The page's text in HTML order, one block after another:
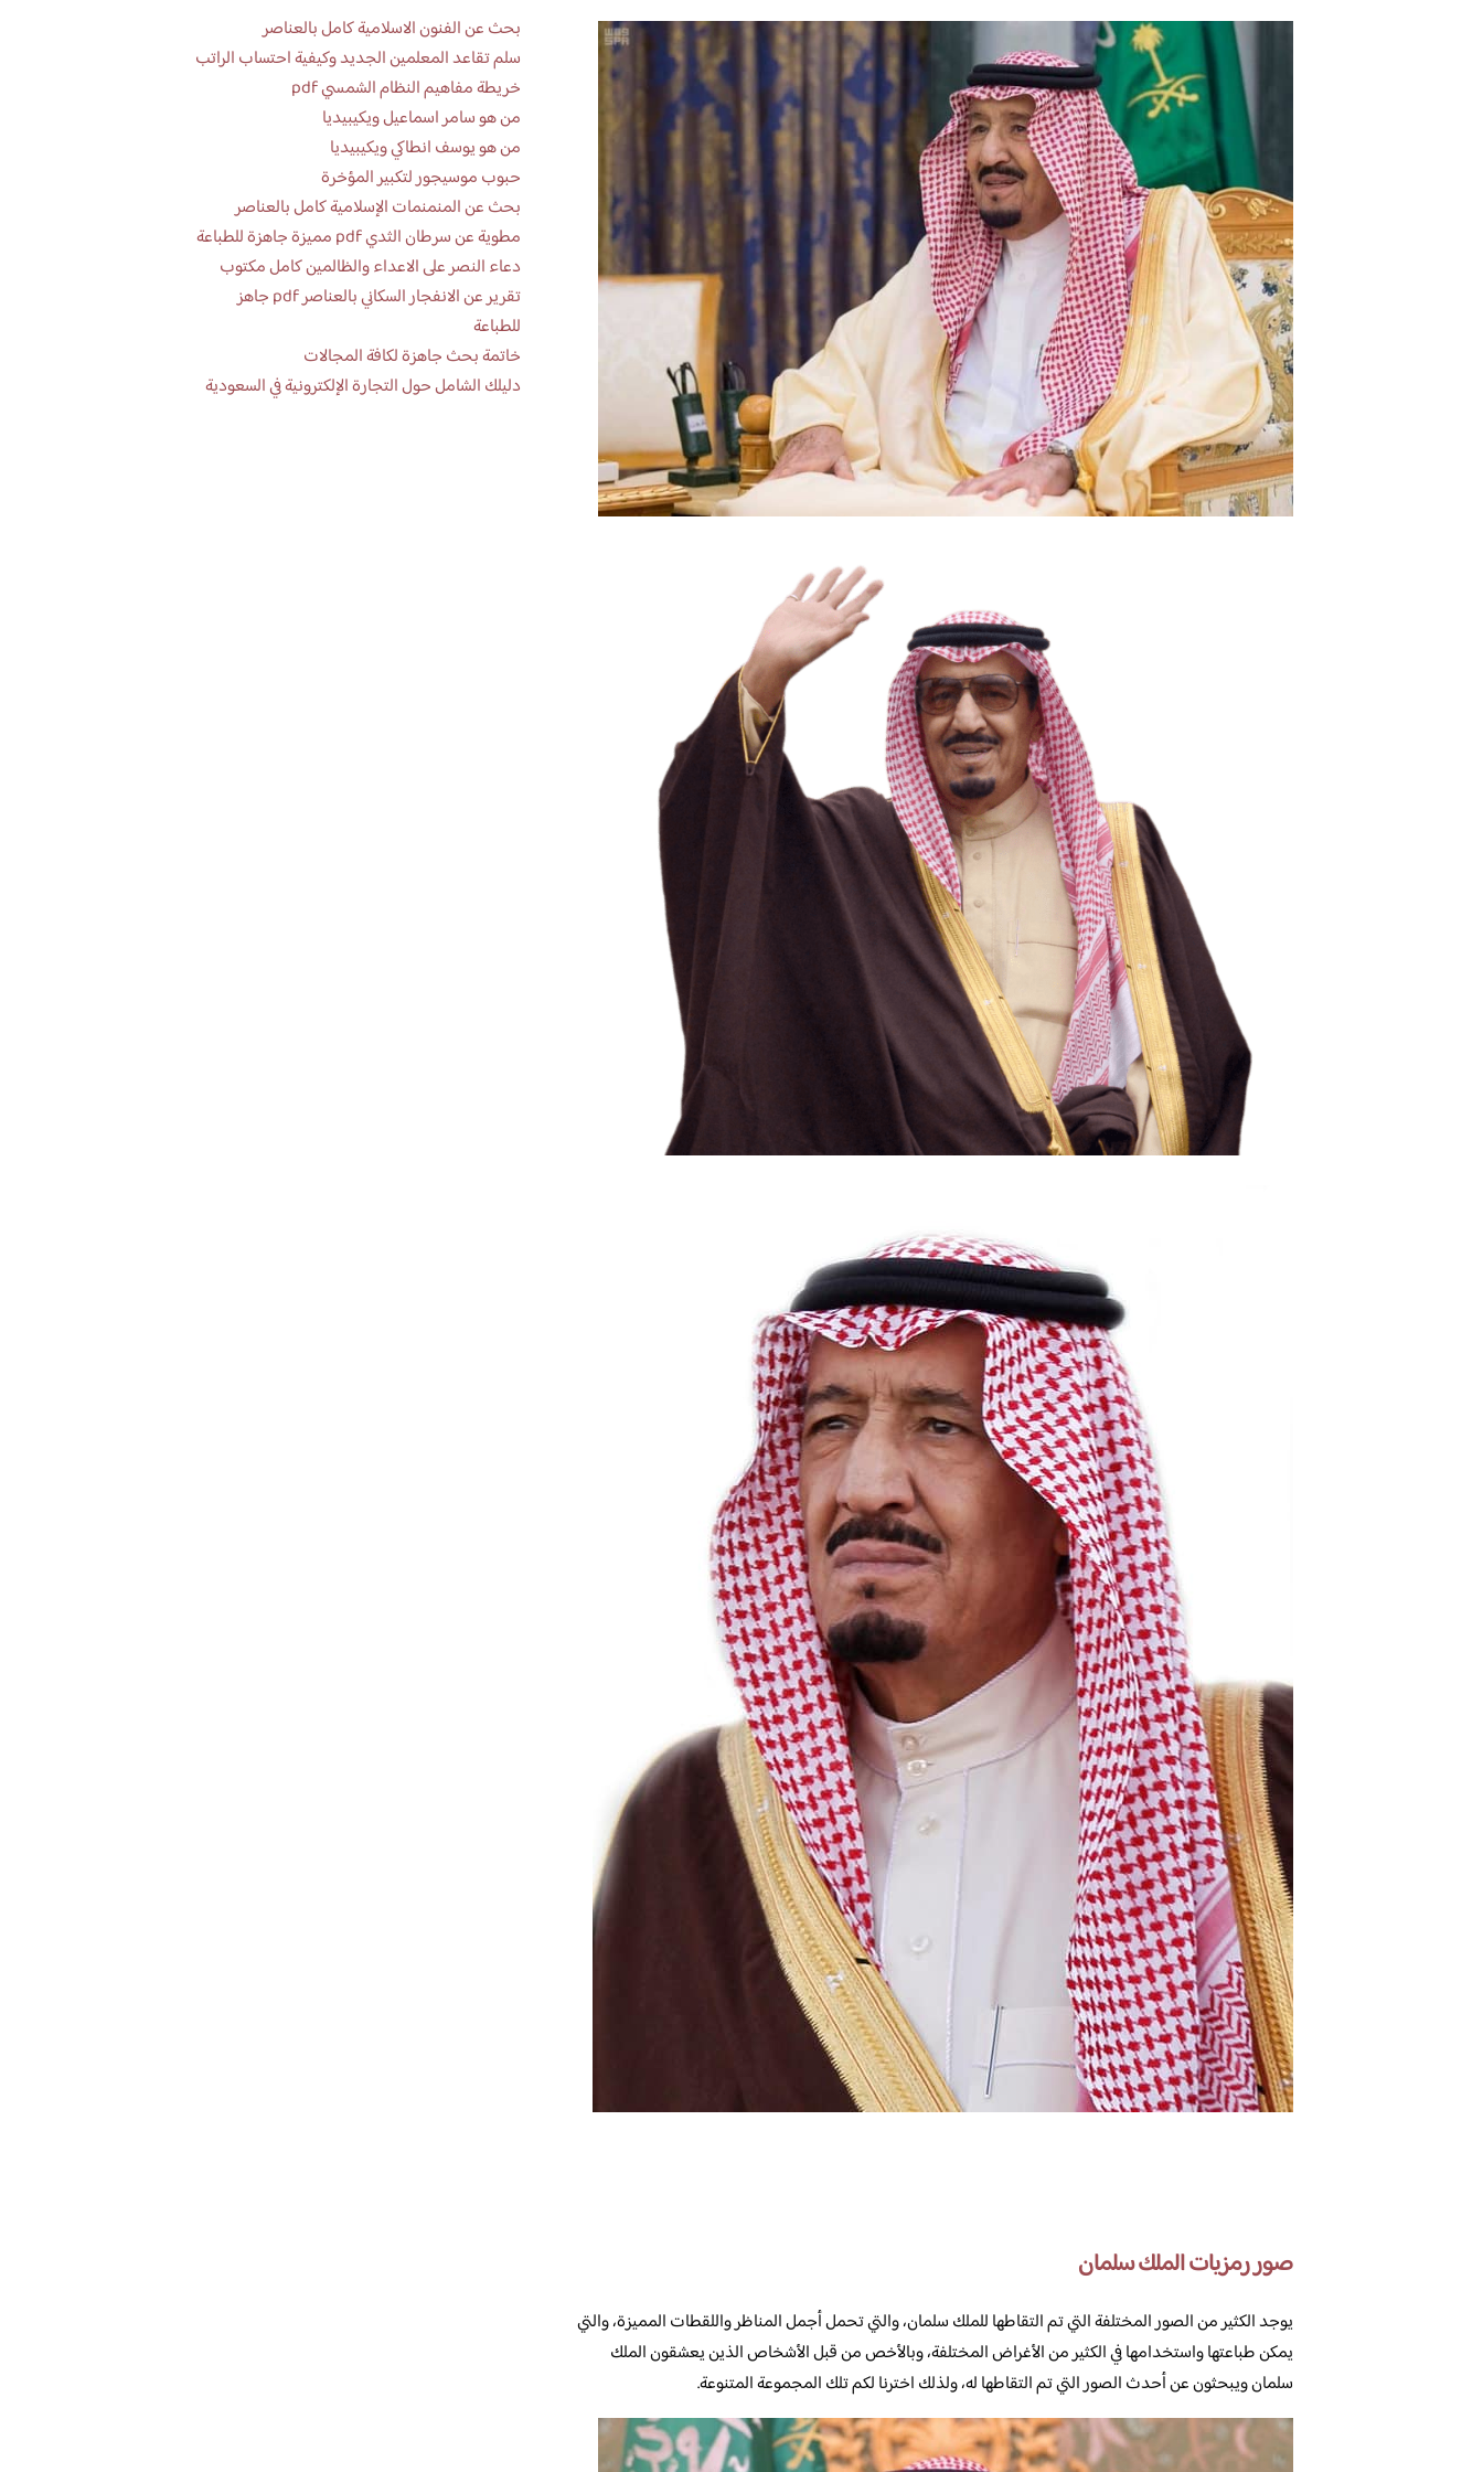
صور رمزيات الملك سلمان
يوجد الكثير من الصور المختلفة التي تم التقاطها للملك سلمان، والتي تحمل أجمل المناظر واللقطات المميزة، والتي
يمكن طباعتها واستخدامها في الكثير من الأغراض المختلفة، وبالأخص من قبل الأشخاص الذين يعشقون الملك
سلمان ويبحثون عن أحدث الصور التي تم التقاطها له، ولذلك اخترنا لكم تلك المجموعة المتنوعة.
بحث عن الفنون الاسلامية كامل بالعناصر
سلم تقاعد المعلمين الجديد وكيفية احتساب الراتب
خريطة مفاهيم النظام الشمسي pdf
من هو سامر اسماعيل ويكيبيديا
من هو يوسف انطاكي ويكيبيديا
حبوب موسيجور لتكبير المؤخرة
بحث عن المنمنمات الإسلامية كامل بالعناصر
مطوية عن سرطان الثدي pdf مميزة جاهزة للطباعة
دعاء النصر على الاعداء والظالمين كامل مكتوب
تقرير عن الانفجار السكاني بالعناصر pdf جاهز
للطباعة
خاتمة بحث جاهزة لكافة المجالات
دليلك الشامل حول التجارة الإلكترونية في السعودية